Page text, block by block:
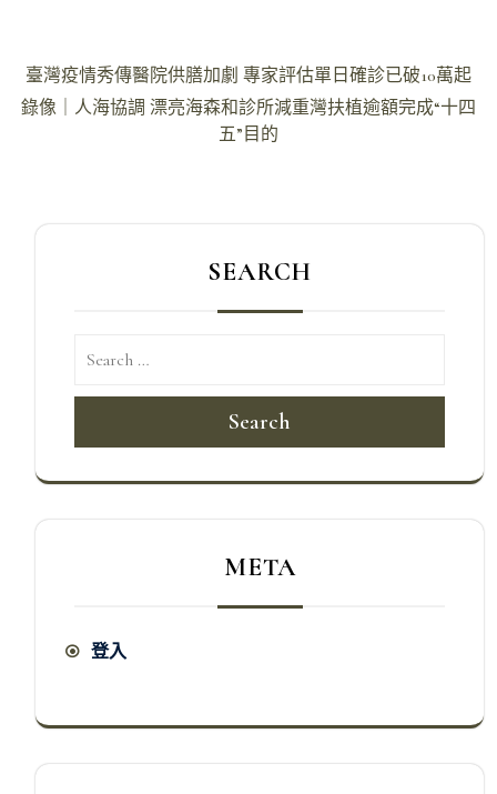
文
章
臺灣疫情秀傳醫院供膳加劇 專家評估單日確診已破10萬起
錄像｜人海協調 漂亮海森和診所減重灣扶植逾額完成“十四
五”目的
SEARCH
Search
META
登入